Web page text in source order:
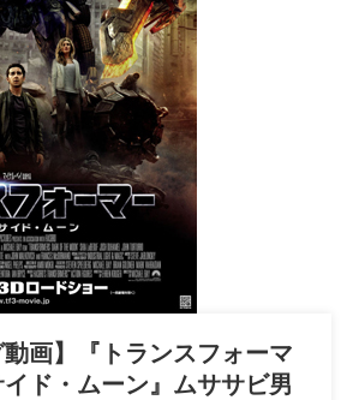
動画】『トランスフォーマ
ド・ムーン』ムササビ男